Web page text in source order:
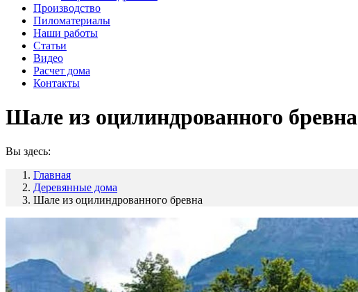
Производство
Пиломатериалы
Наши работы
Статьи
Видео
Расчет дома
Контакты
Шале из оцилиндрованного бревна
Вы здесь:
Главная
Деревянные дома
Шале из оцилиндрованного бревна